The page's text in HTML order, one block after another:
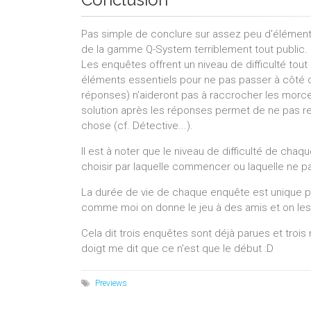
Pas simple de conclure sur assez peu
de la gamme Q-System terriblement tout public.
Les enquêtes offrent un niveau de difficulté
éléments essentiels pour ne pas passer à côté
réponses) n'aideront pas à raccrocher les
solution après les réponses permet de ne pas
chose (cf. Détective...).
Il est à noter que le niveau de difficulté de
choisir par laquelle commencer ou laquelle ne
La durée de vie de chaque enquête est unique
comme moi on donne le jeu à des amis et on
Cela dit trois enquêtes sont déjà parues et
doigt me dit que ce n'est que le début :D
Previews